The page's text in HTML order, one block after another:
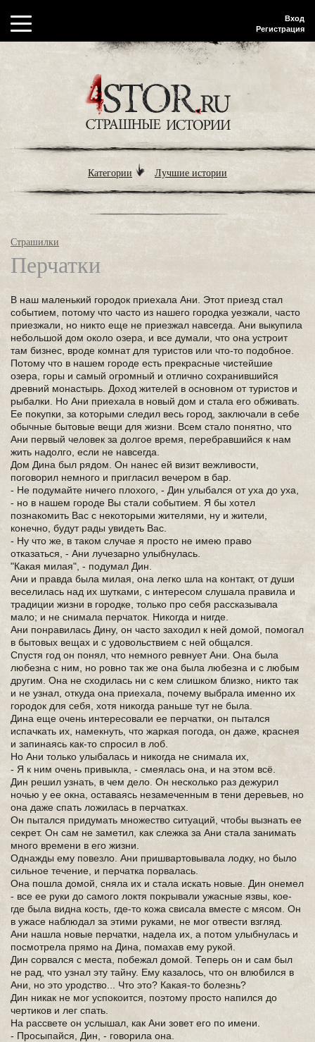
Вход
Регистрация
Категории Лучшие истории
Страшилки
Перчатки
В наш маленький городок приехала Ани. Этот приезд стал
событием, потому что часто из нашего городка уезжали, часто
приезжали, но никто еще не приезжал навсегда. Ани выкупила
небольшой дом около озера, и все думали, что она устроит
там бизнес, вроде комнат для туристов или что-то подобное.
Потому что в нашем городе есть прекрасные чистейшие
озера, горы и самый огромный и отлично сохранившийся
древний монастырь. Доход жителей в основном от туристов и
рыбалки. Но Ани приехала в новый дом и стала его обживать.
Ее покупки, за которыми следил весь город, заключали в себе
обычные бытовые вещи для жизни. Всем стало понятно, что
Ани первый человек за долгое время, перебравшийся к нам
жить надолго, если не навсегда.
Дом Дина был рядом. Он нанес ей визит вежливости,
поговорил немного и пригласил вечером в бар.
- Не подумайте ничего плохого, - Дин улыбался от уха до уха,
- но в нашем городе Вы стали событием. Я бы хотел
познакомить Вас с некоторыми жителями, ну и жители,
конечно, будут рады увидеть Вас.
- Ну что же, в таком случае я просто не имею право
отказаться, - Ани лучезарно улыбнулась.
"Какая милая", - подумал Дин.
Ани и правда была милая, она легко шла на контакт, от души
веселилась над их шутками, с интересом слушала правила и
традиции жизни в городке, только про себя рассказывала
мало; и не снимала перчаток. Никогда и нигде.
Ани понравилась Дину, он часто заходил к ней домой, помогал
в бытовых вещах и с удовольствием с ней общался.
Спустя год он понял, что немного ревнует Ани. Она была
любезна с ним, но ровно так же она была любезна и с любым
другим. Она не сходилась ни с кем слишком близко, никто так
и не узнал, откуда она приехала, почему выбрала именно их
городок для себя, хотя никогда раньше тут не была.
Дина еще очень интересовали ее перчатки, он пытался
испачкать их, намекнуть, что жаркая погода, он даже, краснея
и запинаясь как-то спросил в лоб.
Но Ани только улыбалась и никогда не снимала их,
- Я к ним очень привыкла, - смеялась она, и на этом всё.
Дин решил узнать, в чем дело. Он несколько раз дежурил
ночью у ее окна, оставаясь незамеченным в тени деревьев, но
она даже спать ложилась в перчатках.
Он пытался придумать множество ситуаций, чтобы вызнать ее
секрет. Он сам не заметил, как слежка за Ани стала занимать
много времени в его жизни.
Однажды ему повезло. Ани пришвартовывала лодку, но было
сильное течение, и перчатка порвалась.
Она пошла домой, сняла их и стала искать новые. Дин онемел
- все ее руки до самого локтя покрывали ужасные язвы, кое-
где была видна кость, где-то кожа свисала вместе с мясом. Он
в ужасе наблюдал за этими руками, не мог отвести взгляд.
Ани нашла новые перчатки, надела их, а потом улыбнулась и
посмотрела прямо на Дина, помахав ему рукой.
Дин сорвался с места, побежал домой. Теперь он и сам был
не рад, что узнал эту тайну. Ему казалось, что он влюбился в
Ани, но это уродство... Что это? Какая-то болезнь?
Дин никак не мог успокоится, поэтому просто напился до
чертиков и лег спать.
На рассвете он услышал, как Ани зовет его по имени.
- Просыпайся, Дин, - говорила она.